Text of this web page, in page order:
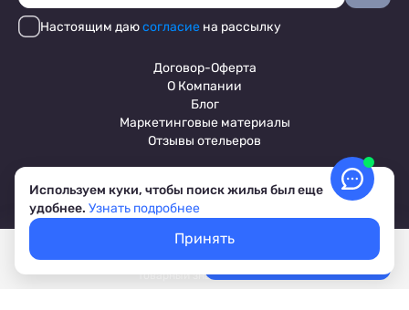
Покажем свободное жилье
Выбрать даты
Настоящим даюсогласие на рассылку
Договор-Оферта
О Компании
Блог
Маркетинговые материалы
Отзывы отельеров
© 2017-2026 ПриветТур™
Российский сервис бронирования жилья, официальный сайт,
товарный знак №842642
Пользовательское соглашение
Обработка персональных данных
Условия бронирования объектов
Используем куки, чтобы поиск жилья был еще
удобнее. Узнать подробнее
Принять